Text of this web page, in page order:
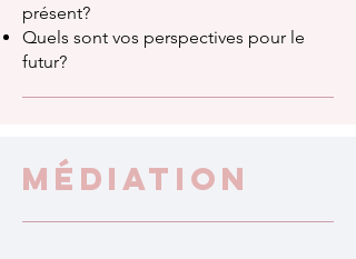
présent?
Quels sont vos perspectives pour le
futur?
MÉDIATION